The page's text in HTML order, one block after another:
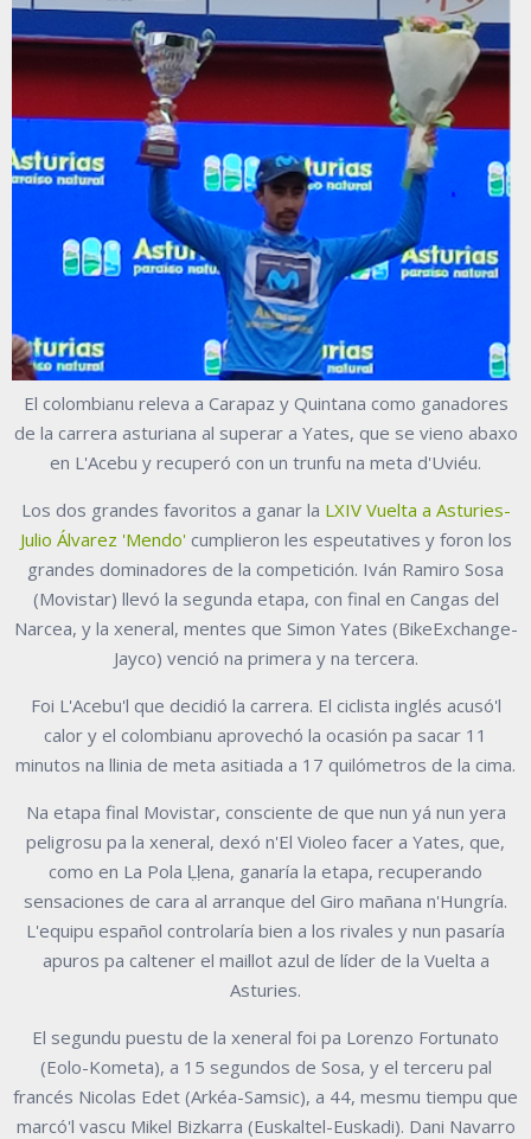
El colombianu releva a Carapaz y Quintana como ganadores
de la carrera asturiana al superar a Yates, que se vieno abaxo
en L'Acebu y recuperó con un trunfu na meta d'Uviéu.
Los dos grandes favoritos a ganar la LXIV Vuelta a Asturies-
Julio Álvarez 'Mendo'cumplieron les espeutatives y foron los
grandes dominadores de la competición. Iván Ramiro Sosa
(Movistar) llevó la segunda etapa, con final en Cangas del
Narcea, y la xeneral, mentes que Simon Yates (BikeExchange-
Jayco) venció na primera y na tercera.
Foi L'Acebu'l que decidió la carrera. El ciclista inglés acusó'l
calor y el colombianu aprovechó la ocasión pa sacar 11
minutos na llinia de meta asitiada a 17 quilómetros de la cima.
Na etapa final Movistar, consciente de que nun yá nun yera
peligrosu pa la xeneral, dexó n'El Violeo facer a Yates, que,
como en La Pola Ḷḷena, ganaría la etapa, recuperando
sensaciones de cara al arranque del Giro mañana n'Hungría.
L'equipu español controlaría bien a los rivales y nun pasaría
apuros pa caltener el maillot azul de líder de la Vuelta a
Asturies.
El segundu puestu de la xeneral foi pa Lorenzo Fortunato
(Eolo-Kometa), a 15 segundos de Sosa, y el terceru pal
francés Nicolas Edet (Arkéa-Samsic), a 44, mesmu tiempu que
marcó'l vascu Mikel Bizkarra (Euskaltel-Euskadi). Dani Navarro